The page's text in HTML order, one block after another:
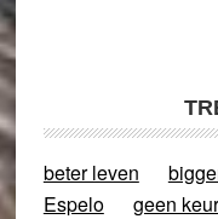
beter leven
Espelo
geen